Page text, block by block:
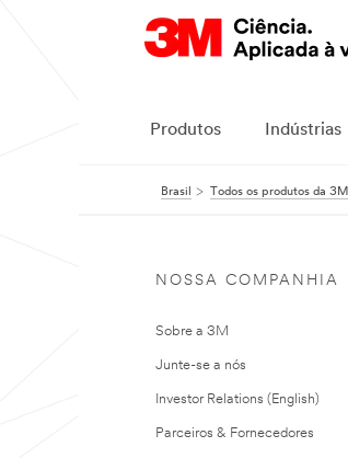
Produtos Indústrias
Brasil Todos os produtos da 3M
NOSSA COMPANHIA
Sobre a 3M
Junte-se a nós
Investor Relations (English)
Parceiros & Fornecedores